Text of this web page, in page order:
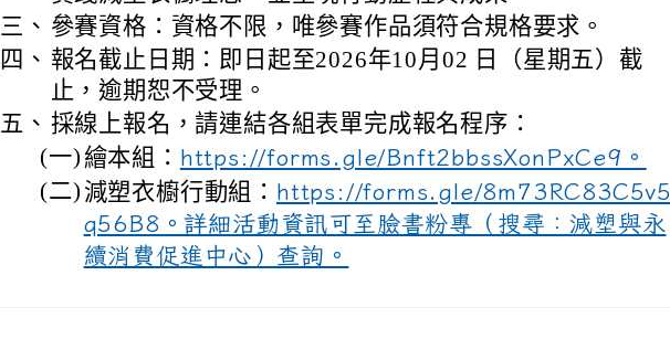
三、 參賽資格：資格不限，唯參賽作品須符合規格要求。
四、 報名截止日期：即日起至2026年10月02 日（星期五）截
止，逾期恕不受理。
五、 採線上報名，請連結各組表單完成報名程序：
(一) 繪本組： https://forms.gle/Bnft2bbssXonPxCe9。
(二) 減塑衣櫥行動組： https://forms.gle/8m73RC83C5v5
q56B8。詳細活動資訊可至臉書粉專（搜尋：減塑與永
續消費促進中心）查詢。